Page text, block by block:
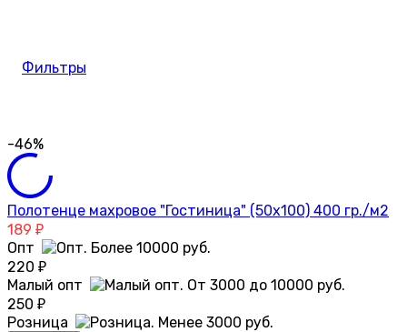
Фильтры
-46%
Полотенце махровое "Гостиница" (50х100) 400 гр./м2
189 ₽
Опт
220 ₽
Малый опт
250 ₽
Розница